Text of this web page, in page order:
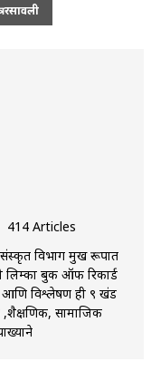
414 Articles
विभाग प्रमुख रूपात
लिम्का बुक ऑफ रिकार्ड
आणि विश्लेषण ही ९ खंड
,शैक्षणिक, सामाजिक